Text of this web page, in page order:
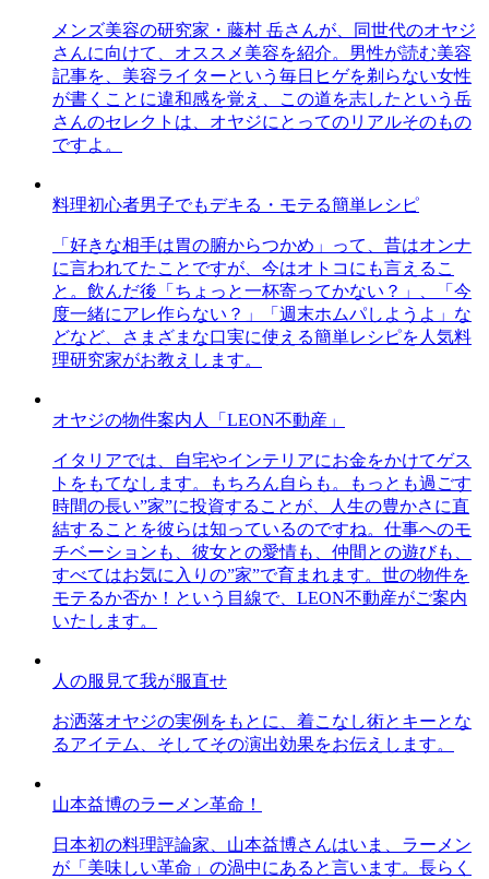
メンズ美容の研究家・藤村 岳さんが、同世代のオヤジ
さんに向けて、オススメ美容を紹介。男性が読む美容
記事を、美容ライターという毎日ヒゲを剃らない女性
が書くことに違和感を覚え、この道を志したという岳
さんのセレクトは、オヤジにとってのリアルそのもの
ですよ。
料理初心者男子でもデキる・モテる簡単レシピ
「好きな相手は胃の腑からつかめ」って、昔はオンナ
に言われてたことですが、今はオトコにも言えるこ
と。飲んだ後「ちょっと一杯寄ってかない？」、「今
度一緒にアレ作らない？」「週末ホムパしようよ」な
どなど、さまざまな口実に使える簡単レシピを人気料
理研究家がお教えします。
オヤジの物件案内人「LEON不動産」
イタリアでは、自宅やインテリアにお金をかけてゲス
トをもてなします。もちろん自らも。もっとも過ごす
時間の長い”家”に投資することが、人生の豊かさに直
結することを彼らは知っているのですね。仕事へのモ
チベーションも、彼女との愛情も、仲間との遊びも、
すべてはお気に入りの”家”で育まれます。世の物件を
モテるか否か！という目線で、LEON不動産がご案内
いたします。
人の服見て我が服直せ
お洒落オヤジの実例をもとに、着こなし術とキーとな
るアイテム、そしてその演出効果をお伝えします。
山本益博のラーメン革命！
日本初の料理評論家、山本益博さんはいま、ラーメン
が「美味しい革命」の渦中にあると言います。長らく